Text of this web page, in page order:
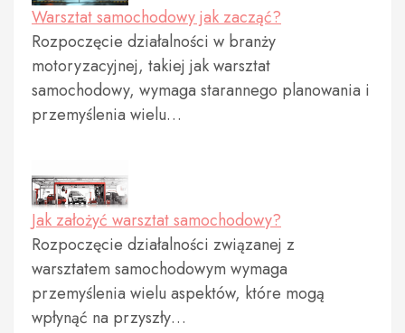
Warsztat samochodowy jak zacząć?
Rozpoczęcie działalności w branży
motoryzacyjnej, takiej jak warsztat
samochodowy, wymaga starannego planowania i
przemyślenia wielu…
Jak założyć warsztat samochodowy?
Rozpoczęcie działalności związanej z
warsztatem samochodowym wymaga
przemyślenia wielu aspektów, które mogą
wpłynąć na przyszły…